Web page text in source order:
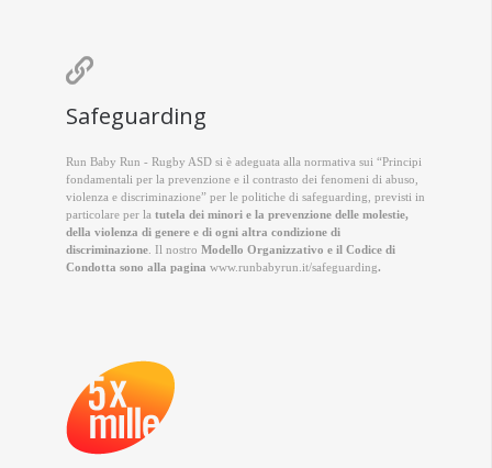

Safeguarding
Run Baby Run - Rugby ASD si è adeguata alla normativa sui “Principi
fondamentali per la prevenzione e il contrasto dei fenomeni di abuso,
violenza e discriminazione” per le politiche di safeguarding, previsti in
particolare per la tutela dei minori e la prevenzione delle molestie,
della violenza di genere e di ogni altra condizione di
discriminazione . Il nostro Modello Organizzativo e il Codice di
Condotta sono alla pagina www.runbabyrun.it/safeguarding.